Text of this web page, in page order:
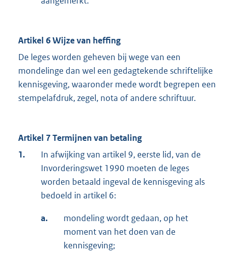
Artikel 6 Wijze van heffing
De leges worden geheven bij wege van een
mondelinge dan wel een gedagtekende schriftelijke
kennisgeving, waaronder mede wordt begrepen een
stempelafdruk, zegel, nota of andere schriftuur.
Artikel 7 Termijnen van betaling
1.
In afwijking van artikel 9, eerste lid, van de
Invorderingswet 1990 moeten de leges
worden betaald ingeval de kennisgeving als
bedoeld in artikel 6:
a.
mondeling wordt gedaan, op het
moment van het doen van de
kennisgeving;